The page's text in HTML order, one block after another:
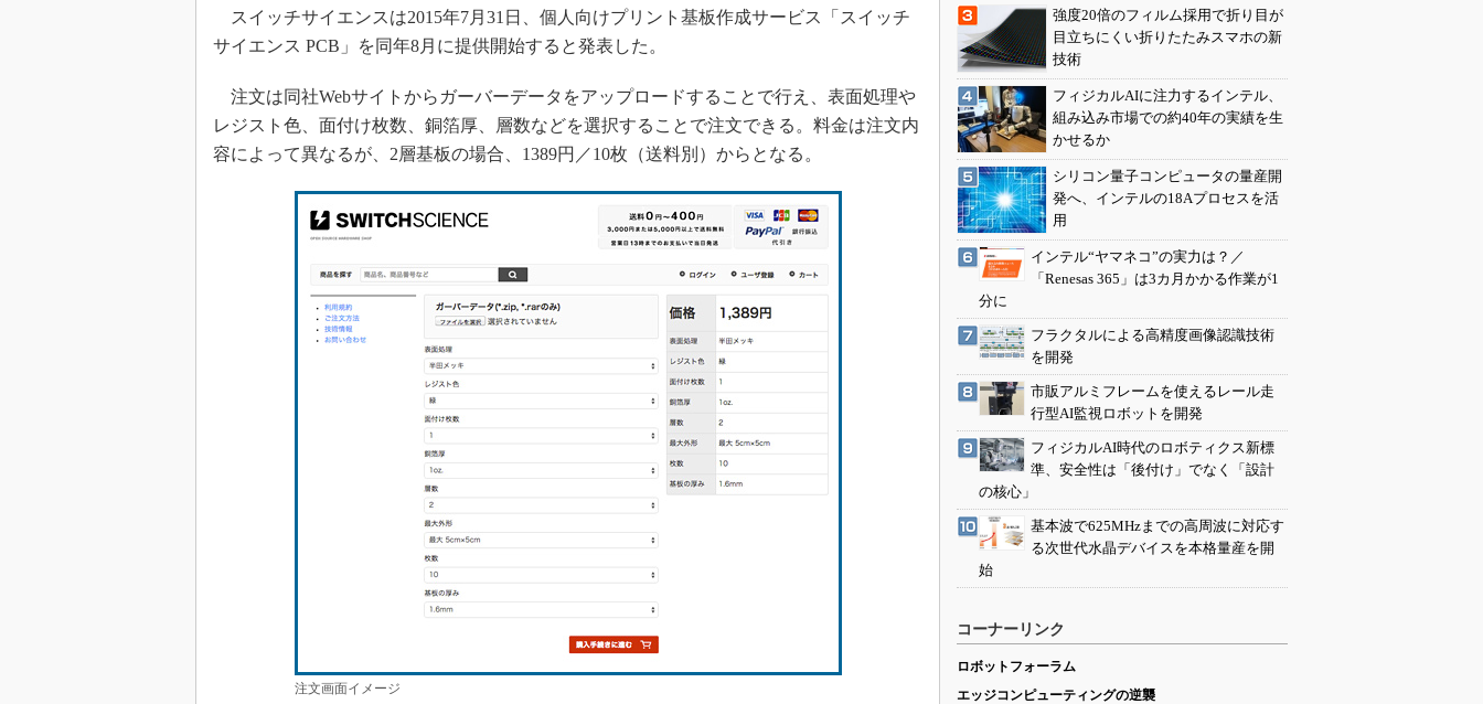
無償設計ツール
3Dプリンタ
S＆OP
インダストリー4.0
イノベーション
製造業ビッグデータ
知財マネジメント
海外生産
制御セキュリティ
新型コロナへの対応
スイッチサイエンスは2015年7月31日、個人向けプリント基板作成サービス「スイッチ
サイエンス PCB」を同年8月に提供開始すると発表した。
注文は同社Webサイトからガーバーデータをアップロードすることで行え、表面処理や
レジスト色、面付け枚数、銅箔厚、層数などを選択することで注文できる。料金は注文内
容によって異なるが、2層基板の場合、1389円／10枚（送料別）からとなる。
注文画面イメージ
強度20倍のフィルム採用で折り目が
目立ちにくい折りたたみスマホの新
技術
フィジカルAIに注力するインテル、
組み込み市場での約40年の実績を生
かせるか
シリコン量子コンピュータの量産開
発へ、インテルの18Aプロセスを活
用
インテル“ヤマネコ”の実力は？／
「Renesas 365」は3カ月かかる作業が1
分に
フラクタルによる高精度画像認識技術
を開発
市販アルミフレームを使えるレール走
行型AI監視ロボットを開発
フィジカルAI時代のロボティクス新標
準、安全性は「後付け」でなく「設計
の核心」
基本波で625MHzまでの高周波に対応す
る次世代水晶デバイスを本格量産を開
始
コーナーリンク
ロボットフォーラム
エッジコンピューティングの逆襲